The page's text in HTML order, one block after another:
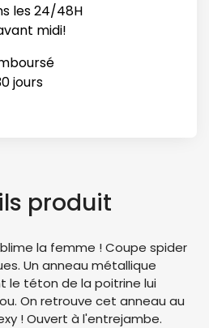
les 24/48H
midi!
jours
produit
la femme ! Coupe spider
Un anneau métallique
le téton de la poitrine lui
On retrouve cet anneau au
! Ouvert à l'entrejambe.